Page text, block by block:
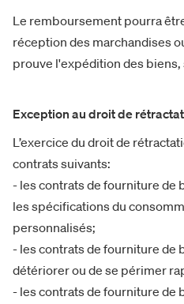
Le remboursement pourra
réception des marchandises
prouve l'expédition des
Exception au droit de
L’exercice du droit de
contrats suivants:
- les contrats de fourniture de
les spécifications du
personnalisés;
- les contrats de fourniture de
détériorer ou de se périmer
- les contrats de fourniture de